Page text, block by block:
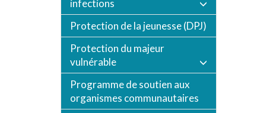
infections
Protection de la jeunesse (DPJ)
Protection du majeur
vulnérable
Programme de soutien aux
organismes communautaires